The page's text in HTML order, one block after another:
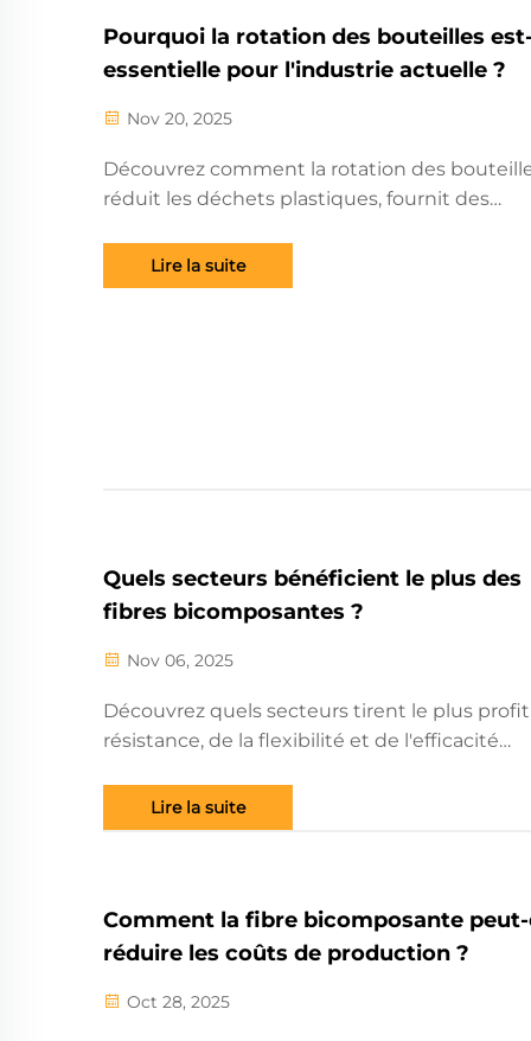
Pourquoi la rotation des bouteilles
essentielle pour l'industrie actuelle ?
Nov 20, 2025
Découvrez comment la rotation des
réduit les déchets plastiques, fournit des
l'efficacité dans la fabrication durable.
les avantages dès aujourd'hui.
Lire la suite
Quels secteurs bénéficient le plus des
fibres bicomposantes ?
Nov 06, 2025
Découvrez quels secteurs tirent le plus profit
résistance, de la flexibilité et de l'efficacité
Découvrez des applications concrètes dans
non-tissés, l'automobile et bien plus encore.
Lire la suite
Comment la fibre bicomposante
réduire les coûts de production ?
Oct 28, 2025